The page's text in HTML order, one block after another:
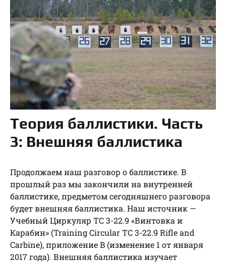
Теория баллистики. Часть
3: Внешняя баллистика
Продолжаем наш разговор о баллистике. В
прошлый раз мы закончили на внутренней
баллистике, предметом сегодняшнего разговора
будет внешняя баллистика. Наш источник —
Учебный Циркуляр TC 3-22.9 «Винтовка и
Карабин» (Training Circular TC 3-22.9 Rifle and
Carbine), приложение B (изменение 1 от января
2017 года). Внешняя баллистика изучает